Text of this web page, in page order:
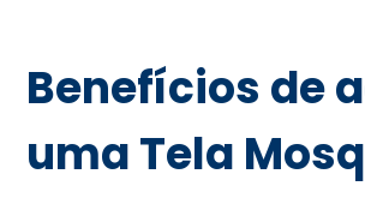
Benefícios de
uma Tela